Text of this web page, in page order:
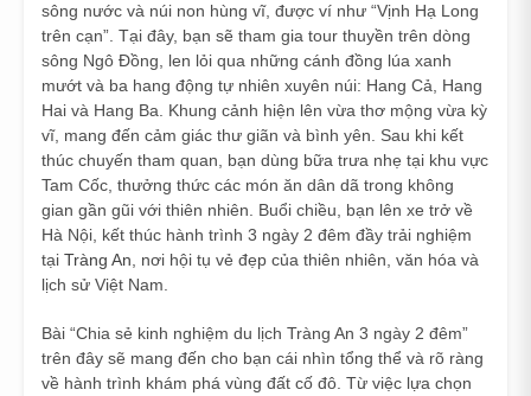
sông nước và núi non hùng vĩ, được ví như “Vịnh Hạ Long
trên cạn”. Tại đây, bạn sẽ tham gia tour thuyền trên dòng
sông Ngô Đồng, len lỏi qua những cánh đồng lúa xanh
mướt và ba hang động tự nhiên xuyên núi: Hang Cả, Hang
Hai và Hang Ba. Khung cảnh hiện lên vừa thơ mộng vừa kỳ
vĩ, mang đến cảm giác thư giãn và bình yên. Sau khi kết
thúc chuyến tham quan, bạn dùng bữa trưa nhẹ tại khu vực
Tam Cốc, thưởng thức các món ăn dân dã trong không
gian gần gũi với thiên nhiên. Buổi chiều, bạn lên xe trở về
Hà Nội, kết thúc hành trình 3 ngày 2 đêm đầy trải nghiệm
tại Tràng An , nơi hội tụ vẻ đẹp của thiên nhiên, văn hóa và
lịch sử Việt Nam.
Bài “Chia sẻ kinh nghiệm du lịch Tràng An 3 ngày 2 đêm”
trên đây sẽ mang đến cho bạn cái nhìn tổng thể và rõ ràng
về hành trình khám phá vùng đất cố đô. Từ việc lựa chọn